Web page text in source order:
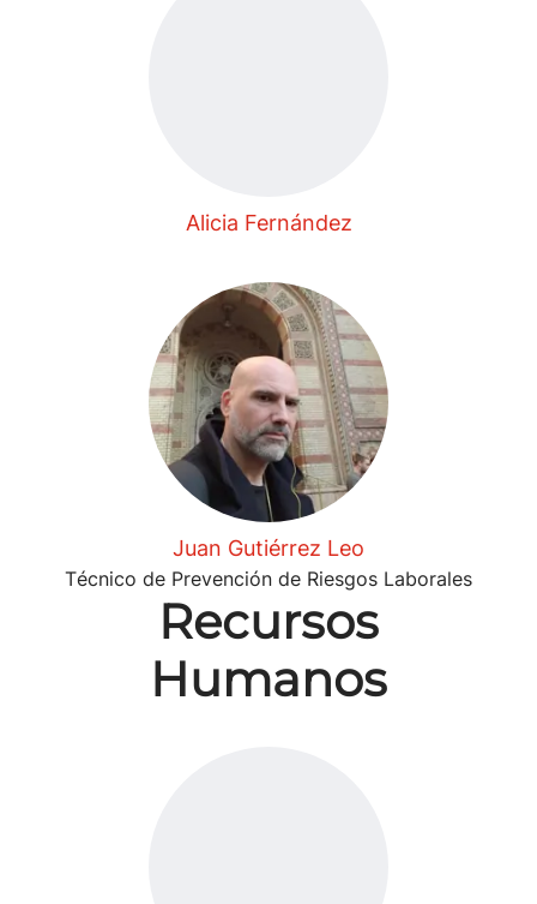
Alicia Fernández
Juan Gutiérrez Leo
Técnico de Prevención de Riesgos Laborales
Recursos
Humanos